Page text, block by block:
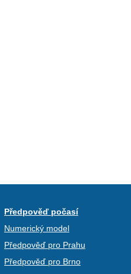
Předpověď počasí
Numerický model
Předpověď pro Prahu
Předpověď pro Brno